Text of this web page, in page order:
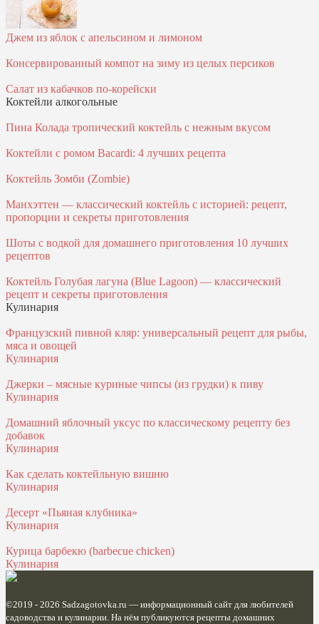
Джем из яблок с апельсином и лимоном
Консервированный компот на зиму из целых персиков
Салат из кабачков по-корейски
Коктейли алкогольные
Пина Колада тропический коктейль с нежным вкусом
Коктейли с ромом Bacardi: 4 лучших рецепта
Коктейль Зомби (Zombie)
Манхэттен — классический коктейль с историей: рецепт,
пропорции и секреты приготовления
Шоты с водкой для домашнего приготовления 10 лучших
рецептов
Коктейль Голубая лагуна (Blue Lagoon) — классический
рецепт и секреты приготовления
Кулинария
Французский пивной кляр: универсальный рецепт для рыбы,
мяса и овощей
Кулинария
Джерки – мясные куриные чипсы (из грудки) к пиву
Кулинария
Домашний яблочный уксус по классическому рецепту без
добавок
Кулинария
Как сделать коктейльную вишню
Кулинария
Десерт «Пьяная клубника»
Кулинария
Курица барбекю (barbecue chicken)
Кулинария
©2019 - 2026 Sadzagotovka.ru — информационный сайт для любителей
садоводства и кулинарии. На нём публикуются рецепты домашних